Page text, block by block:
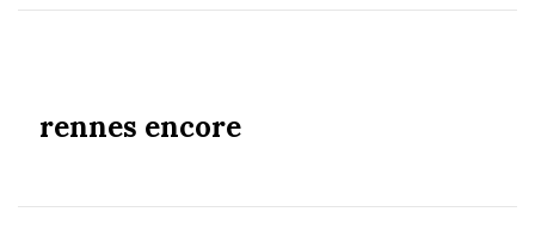
rennes encore